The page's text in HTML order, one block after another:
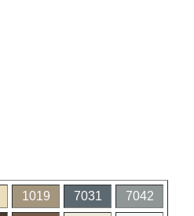
1019 7031 7042